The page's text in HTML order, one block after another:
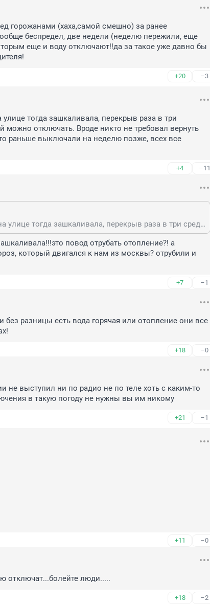
горожанами (хаха,самой смешно) за ранее
беспредел, две недели (неделю пережили, еще
еще и воду отключают!!да за такое уже давно бы
+20 –3
улице тогда зашкаливала, перекрыв раза в три
можно отключать. Вроде никто не требовал вернуть
раньше выключали на неделю позже, всех все
+4 –11
А ничего, что температура на улице тогда зашкаливала, перекрыв раза в три среднесуточную, при которой можно отключать. Вроде никто не требовал вернуть отопление только потому, что раньше выключали на неделю позже, всех все устроило
повод отрубать отопление?! а
который двигался к нам из москвы? отрубили и
+7 –1
без разницы есть вода горячая или отопление они все
+18 –0
не выступил ни по радио не по теле хоть с каким-то
в такую погоду не нужны вы им никому
+21 –1
+11 –0
отключат...болейте люди.....
+18 –2